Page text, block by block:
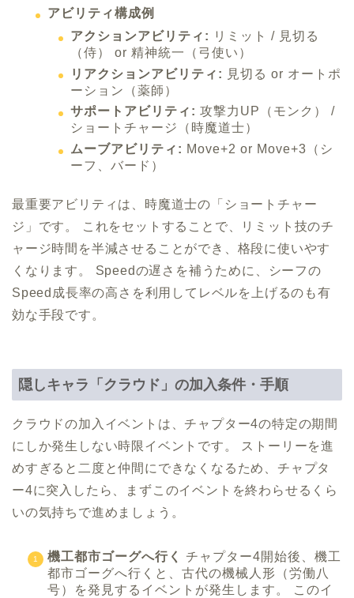
アビリティ構成例
アクションアビリティ: リミット / 見切る
（侍） or 精神統一（弓使い）
リアクションアビリティ: 見切る or オートポ
ーション（薬師）
サポートアビリティ: 攻撃力UP（モンク） /
ショートチャージ（時魔道士）
ムーブアビリティ: Move+2 or Move+3（シ
ーフ、バード）
最重要アビリティは、時魔道士の「ショートチャー
ジ」です。 これをセットすることで、リミット技のチ
ャージ時間を半減させることができ、格段に使いやす
くなります。 Speedの遅さを補うために、シーフの
Speed成長率の高さを利用してレベルを上げるのも有
効な手段です。
隠しキャラ「クラウド」の加入条件・手順
クラウドの加入イベントは、チャプター4の特定の期間
にしか発生しない時限イベントです。 ストーリーを進
めすぎると二度と仲間にできなくなるため、チャプタ
ー4に突入したら、まずこのイベントを終わらせるくら
いの気持ちで進めましょう。
機工都市ゴーグへ行く
チャプター4開始後、機工
都市ゴーグへ行くと、古代の機械人形（労働八
号）を発見するイベントが発生します。 このイ